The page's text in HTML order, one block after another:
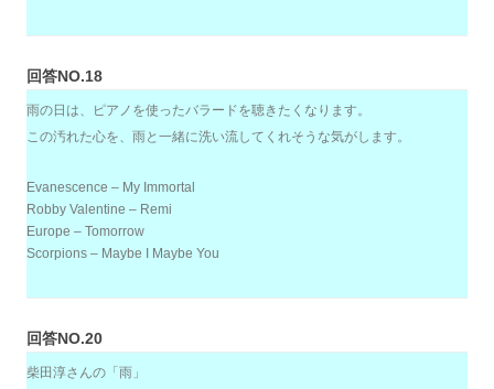
回答NO.18
雨の日は、ピアノを使ったバラードを聴きたくなります。
この汚れた心を、雨と一緒に洗い流してくれそうな気がします。
Evanescence – My Immortal
Robby Valentine – Remi
Europe – Tomorrow
Scorpions – Maybe I Maybe You
回答NO.20
柴田淳さんの「雨」